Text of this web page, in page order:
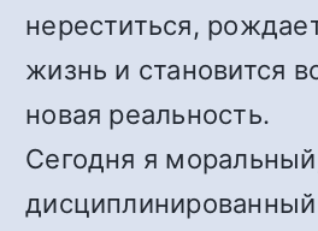
нереститься,
жизнь и становится
новая реальность.
Сегодня я